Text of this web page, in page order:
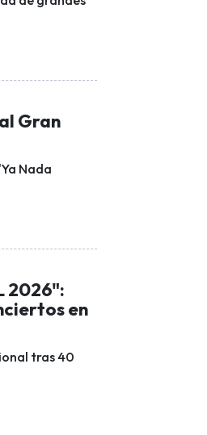
Gran
Nada
2026":
en
tras 40